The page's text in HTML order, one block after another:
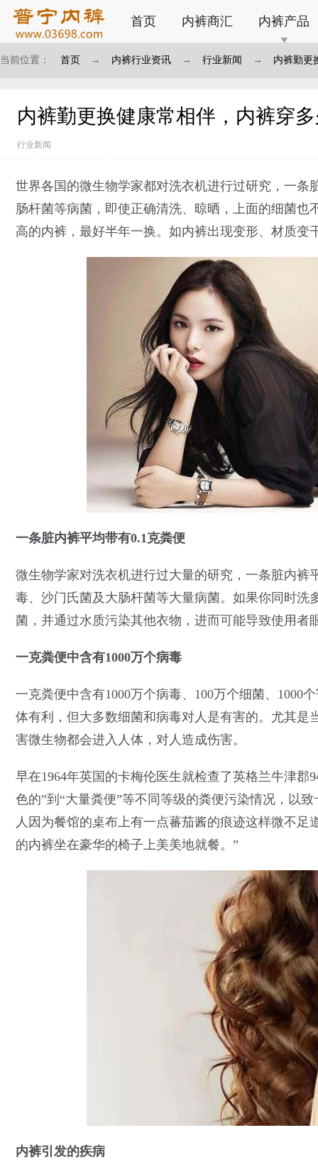
首页 内裤商汇 内裤产品
当前位置： 首页 → 内裤行业资讯 → 行业新闻 → 内裤勤更
内裤勤更换健康常相伴，内裤穿
行业新闻
世界各国的微生物学家都对洗衣机进行过研究，一
肠杆菌等病菌，即使正确清洗、晾晒，上面的细菌
高的内裤，最好半年一换。如内裤出现变形、材质变
一条脏内裤平均带有0.1克粪便
微生物学家对洗衣机进行过大量的研究，一条脏内
毒、沙门氏菌及大肠杆菌等大量病菌。如果你同时洗
菌，并通过水质污染其他衣物，进而可能导致使用者
一克粪便中含有1000万个病毒
一克粪便中含有1000万个病毒、100万个细菌、1000
体有利，但大多数细菌和病毒对人是有害的。尤其
害微生物都会进入人体，对人造成伤害。
早在1964年英国的卡梅伦医生就检查了英格兰牛津
色的”到“大量粪便”等不同等级的粪便污染情况，以
人因为餐馆的桌布上有一点蕃茄酱的痕迹这样微不
的内裤坐在豪华的椅子上美美地就餐。”
内裤引发的疾病